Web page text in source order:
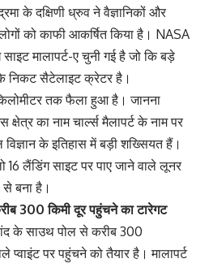
के दक्षिणी ध्रुव ने वैज्ञानिकों और
लोगों को काफी आकर्षित किया है। NASA
मालापर्ट-ए चुनी गई है जो कि बड़े
निकट सैटेलाइट क्रेटर है।
तक फैला हुआ है। जानना
का नाम चार्ल्स मैलापर्ट के नाम पर
के इतिहास में बड़ी शख्सियत हैं।
16 लैंडिंग साइट पर पाए जाने वाले लूनर
बना है।
300 किमी दूर पहुंचने का टारेगट
के साउथ पोल से करीब 300
प्वाइंट पर पहुंचने को तैयार है। मालापर्ट